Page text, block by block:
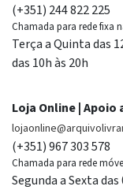
(+351) 244 822 225
Chamada para rede fixa
Terça a Quinta das
das 10h às 20h
Loja Online | Apoio
(+351) 967 303 578
Chamada para rede
Segunda a Sexta